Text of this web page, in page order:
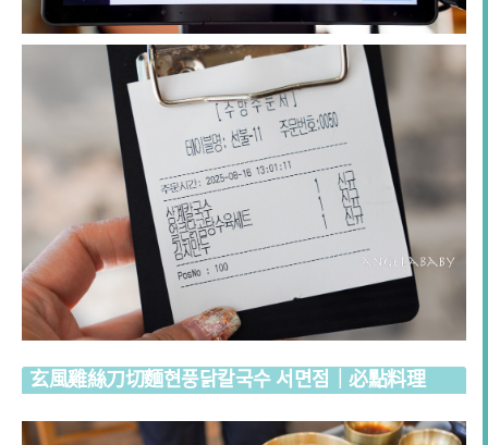
玄風雞絲刀切麵현풍닭칼국수 서면점 ｜必點料理